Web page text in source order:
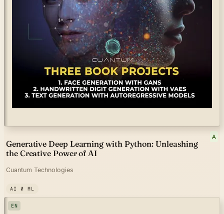
Generative Deep Learning with Python: Unleashing
the Creative Power of AI
A
Cuantum Technologies
AI И ML
EN